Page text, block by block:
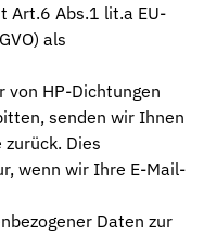
weitere Richtlinien für
Art.6 Abs.1 lit.a EU-
als
von HP-Dichtungen
senden wir Ihnen
Dies
wenn wir Ihre E-Mail-
Daten zur